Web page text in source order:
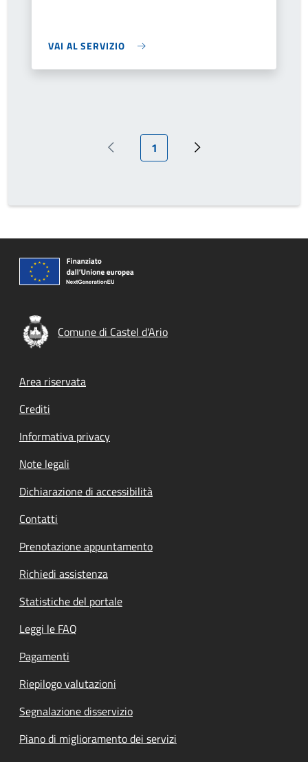
VAI AL SERVIZIO
Pagina precedente
Pagina attuale
1 Prossima pagina
Comune di Castel d'Ario
Footer menu
Area riservata
Crediti
Informativa privacy
Note legali
Dichiarazione di accessibilità
Contatti
Prenotazione appuntamento
Richiedi assistenza
Statistiche del portale
Leggi le FAQ
Pagamenti
Riepilogo valutazioni
Segnalazione disservizio
Piano di miglioramento dei servizi